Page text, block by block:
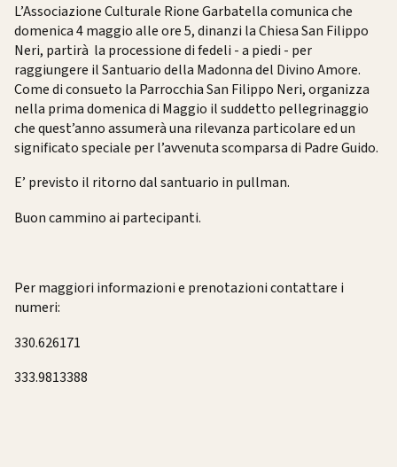
L’Associazione Culturale Rione Garbatella comunica che
domenica 4 maggio alle ore 5, dinanzi la Chiesa San Filippo
Neri, partirà la processione di fedeli - a piedi - per
raggiungere il Santuario della Madonna del Divino Amore.
Come di consueto la Parrocchia San Filippo Neri, organizza
nella prima domenica di Maggio il suddetto pellegrinaggio
che quest’anno assumerà una rilevanza particolare ed un
significato speciale per l’avvenuta scomparsa di Padre Guido.
E’ previsto il ritorno dal santuario in pullman.
Buon cammino ai partecipanti.
Per maggiori informazioni e prenotazioni contattare i
numeri:
330.626171
333.9813388